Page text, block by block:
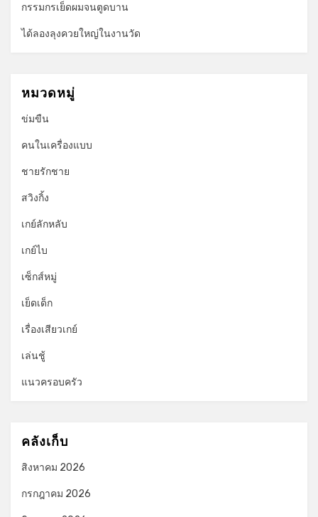
กรรมกรเย็ดผมจนตูดบาน
ได้ลองลุงควยใหญ่ในงานวัด
หมวดหมู่
ข่มขืน
คนในเครื่องแบบ
ชายรักชาย
สวิงกิ้ง
เกย์ลักหลับ
เกย์ไบ
เซ็กส์หมู่
เย็ดเด็ก
เรื่องเสียวเกย์
เล่นชู้
แนวครอบครัว
คลังเก็บ
สิงหาคม 2026
กรกฎาคม 2026